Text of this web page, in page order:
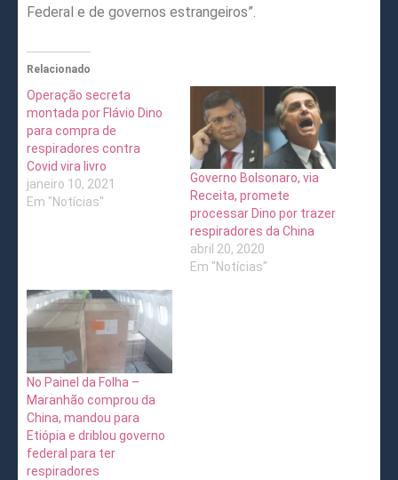
Federal e de governos estrangeiros”.
Relacionado
Operação secreta
montada por Flávio Dino
para compra de
respiradores contra
Covid vira livro
janeiro 10, 2021
Em "Notícias"
Governo Bolsonaro, via
Receita, promete
processar Dino por trazer
respiradores da China
abril 20, 2020
Em "Notícias"
No Painel da Folha –
Maranhão comprou da
China, mandou para
Etiópia e driblou governo
federal para ter
respiradores